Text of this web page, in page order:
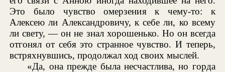
Это было чувство омерзения к чему-то: к
Алексею ли Александровичу, к себе ли, ко всему
ли свету, — он не знал хорошенько. Но он всегда
отгонял от себя это странное чувство. И теперь,
встряхнувшись, продолжал ход своих мыслей.
«Да, она прежде была несчастлива, но горда